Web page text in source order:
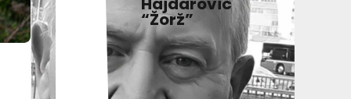
“Žorž”